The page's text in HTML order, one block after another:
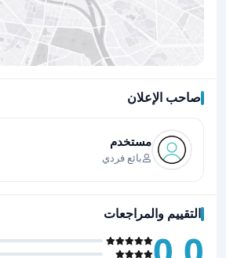
صاحب الإعلان
مستخدم
بائع فردي
التقييم والمراجعات